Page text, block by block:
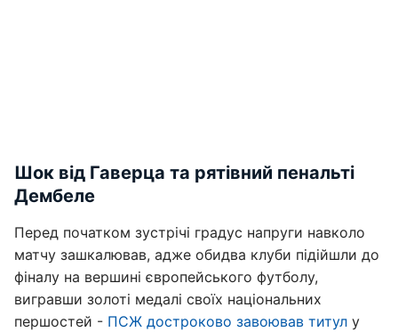
Шок від Гаверца та рятівний пенальті
Дембеле
Перед початком зустрічі градус напруги навколо
матчу зашкалював, адже обидва клуби підійшли до
фіналу на вершині європейського футболу,
вигравши золоті медалі своїх національних
першостей - ПСЖ достроково завоював титул у